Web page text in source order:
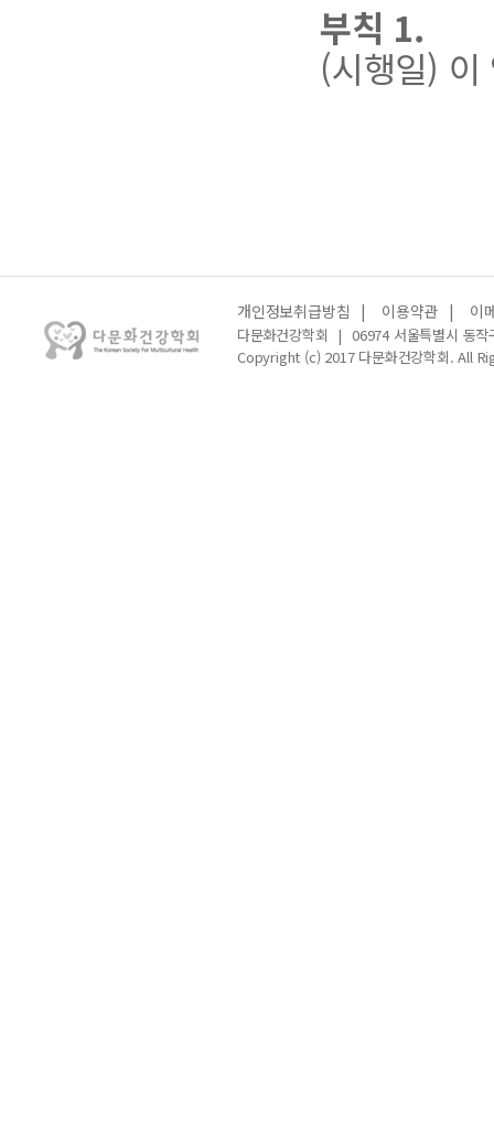
부칙 1.
(시행일)
개인정보취급방침 | 이용약관 | 이
다문화건강학회 | 06974 서울특별시 동
Copyright (c) 2017 다문화건강학회. All